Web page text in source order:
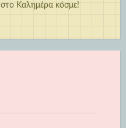
στο Καλημέρα κόσμε!